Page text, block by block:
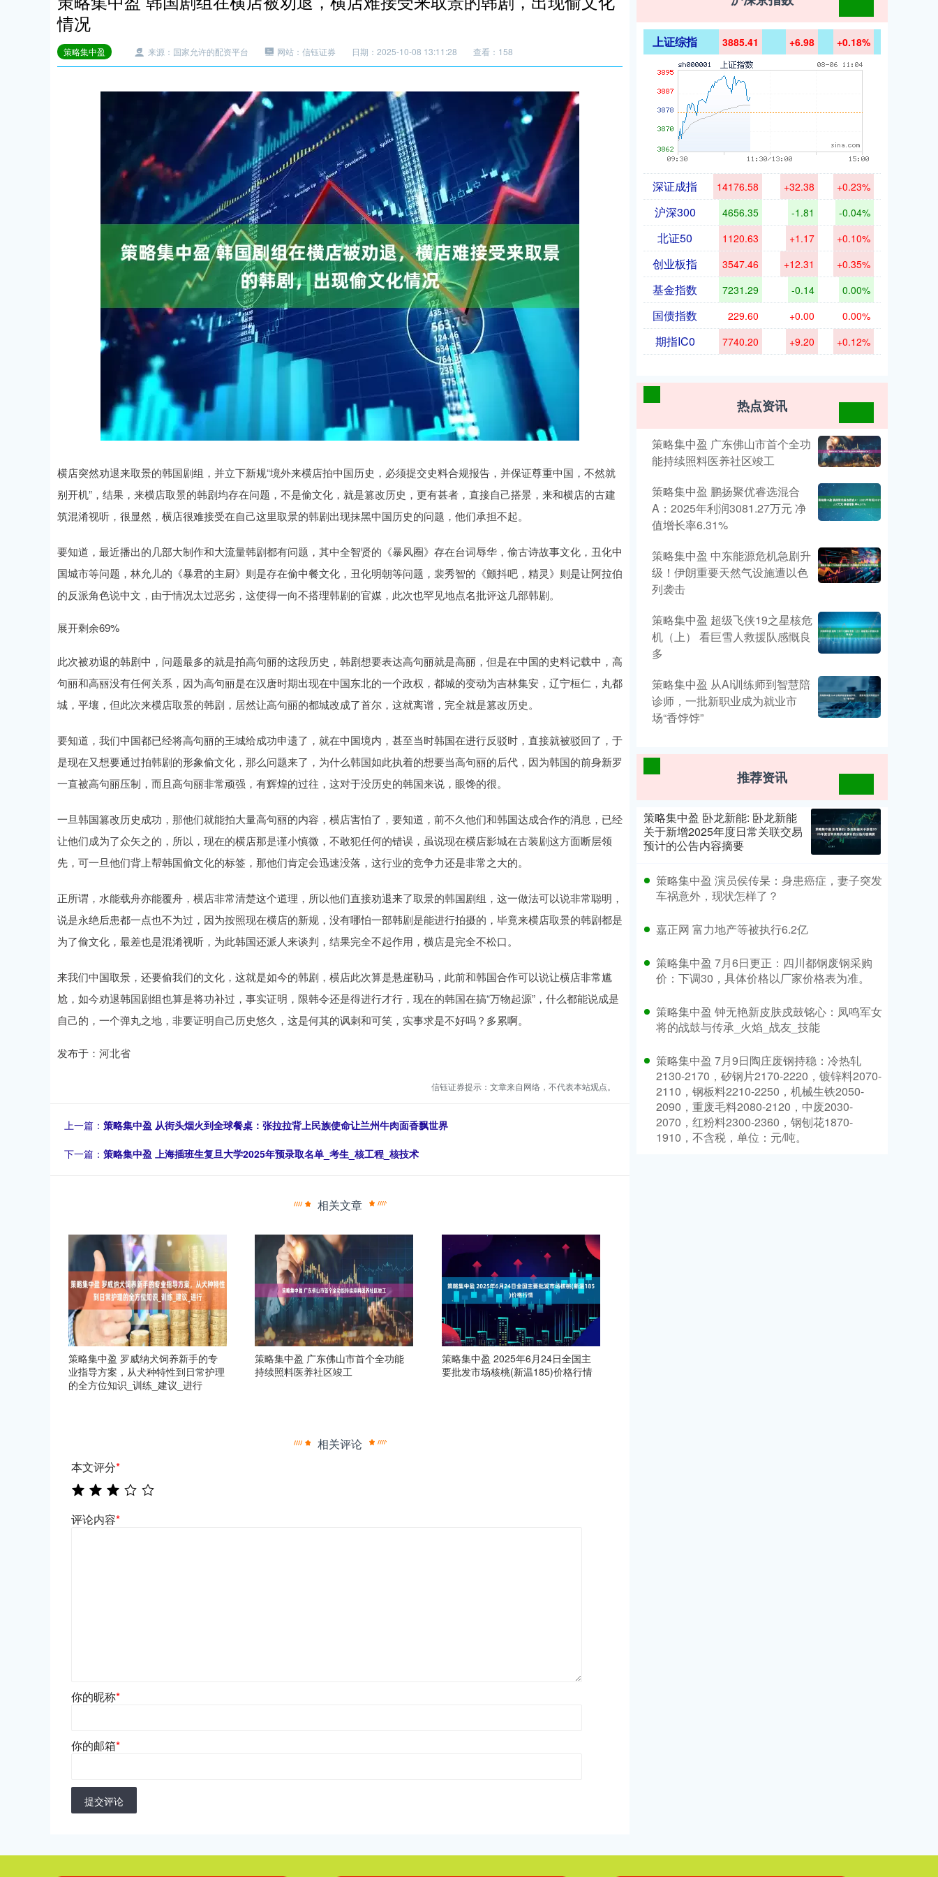
情况
策略集中盈 来源：国家允许的配资平台 网站：信钰证券 日期：2025-10-08 13:11:28 查看：158
横店突然劝退来取景的韩国剧组，并立下新规“境外来横店拍中国历史，必须提交史料合规报告，并保证尊重中国，不然就
别开机”，结果，来横店取景的韩剧均存在问题，不是偷文化，就是篡改历史，更有甚者，直接自己搭景，来和横店的古建
筑混淆视听，很显然，横店很难接受在自己这里取景的韩剧出现抹黑中国历史的问题，他们承担不起。
要知道，最近播出的几部大制作和大流量韩剧都有问题，其中全智贤的《暴风圈》存在台词辱华，偷古诗故事文化，丑化中
国城市等问题，林允儿的《暴君的主厨》则是存在偷中餐文化，丑化明朝等问题，裴秀智的《颤抖吧，精灵》则是让阿拉伯
的反派角色说中文，由于情况太过恶劣，这使得一向不搭理韩剧的官媒，此次也罕见地点名批评这几部韩剧。
展开剩余69%
此次被劝退的韩剧中，问题最多的就是拍高句丽的这段历史，韩剧想要表达高句丽就是高丽，但是在中国的史料记载中，高
句丽和高丽没有任何关系，因为高句丽是在汉唐时期出现在中国东北的一个政权，都城的变动为吉林集安，辽宁桓仁，丸都
城，平壤，但此次来横店取景的韩剧，居然让高句丽的都城改成了首尔，这就离谱，完全就是篡改历史。
要知道，我们中国都已经将高句丽的王城给成功申遗了，就在中国境内，甚至当时韩国在进行反驳时，直接就被驳回了，于
是现在又想要通过拍韩剧的形象偷文化，那么问题来了，为什么韩国如此执着的想要当高句丽的后代，因为韩国的前身新罗
一直被高句丽压制，而且高句丽非常顽强，有辉煌的过往，这对于没历史的韩国来说，眼馋的很。
一旦韩国篡改历史成功，那他们就能拍大量高句丽的内容，横店害怕了，要知道，前不久他们和韩国达成合作的消息，已经
让他们成为了众矢之的，所以，现在的横店那是谨小慎微，不敢犯任何的错误，虽说现在横店影城在古装剧这方面断层领
先，可一旦他们背上帮韩国偷文化的标签，那他们肯定会迅速没落，这行业的竞争力还是非常之大的。
正所谓，水能载舟亦能覆舟，横店非常清楚这个道理，所以他们直接劝退来了取景的韩国剧组，这一做法可以说非常聪明，
说是永绝后患都一点也不为过，因为按照现在横店的新规，没有哪怕一部韩剧是能进行拍摄的，毕竟来横店取景的韩剧都是
为了偷文化，最差也是混淆视听，为此韩国还派人来谈判，结果完全不起作用，横店是完全不松口。
来我们中国取景，还要偷我们的文化，这就是如今的韩剧，横店此次算是悬崖勒马，此前和韩国合作可以说让横店非常尴
尬，如今劝退韩国剧组也算是将功补过，事实证明，限韩令还是得进行才行，现在的韩国在搞“万物起源”，什么都能说成是
自己的，一个弹丸之地，非要证明自己历史悠久，这是何其的讽刺和可笑，实事求是不好吗？多累啊。
发布于：河北省
信钰证券提示：文章来自网络，不代表本站观点。
上一篇： 策略集中盈 从街头烟火到全球餐桌：张拉拉背上民族使命让兰州牛肉面香飘世界
下一篇： 策略集中盈 上海插班生复旦大学2025年预录取名单_考生_核工程_核技术
相关文章
策略集中盈 罗威纳犬饲养新手的专
业指导方案，从犬种特性到日常护理
的全方位知识_训练_建议_进行
策略集中盈 广东佛山市首个全功能
持续照料医养社区竣工
策略集中盈 2025年6月24日全国主
要批发市场核桃(新温185)价格行情
相关评论
本文评分*
评论内容*
你的昵称*
你的邮箱*
提交评论
上证综指 3885.41 +6.98 +0.18%
深证成指 14176.58 +32.38 +0.23%
沪深300 4656.35 -1.81 -0.04%
北证50 1120.63 +1.17 +0.10%
创业板指 3547.46 +12.31 +0.35%
基金指数 7231.29 -0.14 0.00%
国债指数 229.60 +0.00 0.00%
期指IC0 7740.20 +9.20 +0.12%
热点资讯
策略集中盈 广东佛山市首个全功
能持续照料医养社区竣工
策略集中盈 鹏扬聚优睿选混合
A：2025年利润3081.27万元 净
值增长率6.31%
策略集中盈 中东能源危机急剧升
级！伊朗重要天然气设施遭以色
列袭击
策略集中盈 超级飞侠19之星核危
机（上） 看巨雪人救援队感慨良
多
策略集中盈 从AI训练师到智慧陪
诊师，一批新职业成为就业市
场“香饽饽”
推荐资讯
策略集中盈 卧龙新能: 卧龙新能
关于新增2025年度日常关联交易
预计的公告内容摘要
策略集中盈 演员侯传杲：身患癌症，妻子突发
车祸意外，现状怎样了？
嘉正网 富力地产等被执行6.2亿
策略集中盈 7月6日更正：四川都钢废钢采购
价：下调30，具体价格以厂家价格表为准。
策略集中盈 钟无艳新皮肤戍鼓铭心：凤鸣军女
将的战鼓与传承_火焰_战友_技能
策略集中盈 7月9日陶庄废钢持稳：冷热轧
2130-2170，矽钢片2170-2220，镀锌料2070-
2110，钢板料2210-2250，机械生铁2050-
2090，重废毛料2080-2120，中废2030-
2070，红粉料2300-2360，钢刨花1870-
1910，不含税，单位：元/吨。